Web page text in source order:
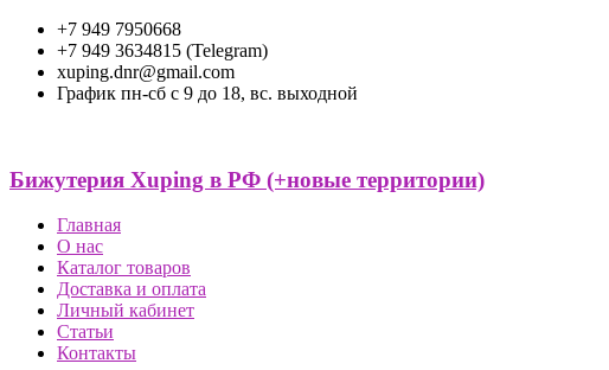
+7 949 7950668
+7 949 3634815 (Telegram)
xuping.dnr@gmail.com
График пн-сб с 9 до 18, вс. выходной
Бижутерия Xuping в РФ (+новые территории)
Главная
О нас
Каталог товаров
Доставка и оплата
Личный кабинет
Статьи
Контакты